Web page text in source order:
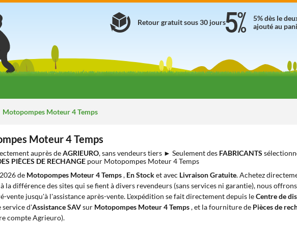
5% dès le
ajouté au
Retour gratuit sous 30 jours
Motopompes Moteur 4 Temps
Moteur 4 Temps
auprès deAGRIEURO, sans vendeurs tiers ► Seulement des FABRICANTS
PIÈCES DE RECHANGE pour Motopompes Moteur 4 Temps
de Motopompes Moteur 4 Temps, En Stocket avec Livraison Gratuite. Achetez
la différence des sites qui se fient à divers revendeurs (sans services ni garantie), nous
vente jusqu'à l'assistance après-vente. L'expédition se fait directement depuis leCentre de
d'Assistance SAVsur Motopompes Moteur 4 Temps, et la fourniture de Pièces de
compte Agrieuro).